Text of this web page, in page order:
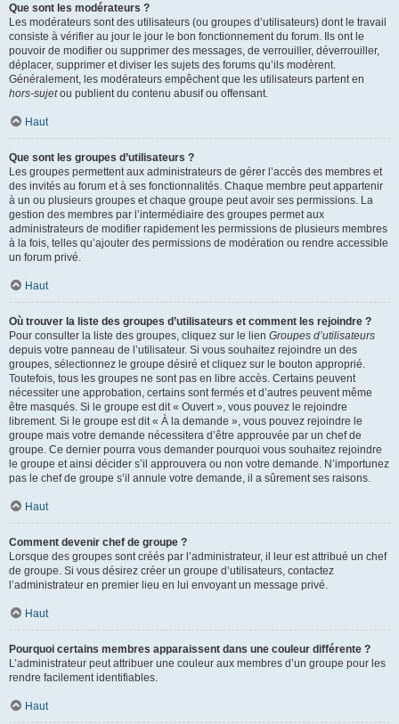
Que sont les modérateurs ?
Les modérateurs sont des utilisateurs (ou groupes d’utilisateurs) dont le travail
consiste à vérifier au jour le jour le bon fonctionnement du forum. Ils ont le
pouvoir de modifier ou supprimer des messages, de verrouiller, déverrouiller,
déplacer, supprimer et diviser les sujets des forums qu’ils modèrent.
Généralement, les modérateurs empêchent que les utilisateurs partent en
hors-sujetou publient du contenu abusif ou offensant.
Haut
Que sont les groupes d’utilisateurs ?
Les groupes permettent aux administrateurs de gérer l’accès des membres et
des invités au forum et à ses fonctionnalités. Chaque membre peut appartenir
à un ou plusieurs groupes et chaque groupe peut avoir ses permissions. La
gestion des membres par l’intermédiaire des groupes permet aux
administrateurs de modifier rapidement les permissions de plusieurs membres
à la fois, telles qu’ajouter des permissions de modération ou rendre accessible
un forum privé.
Haut
Où trouver la liste des groupes d’utilisateurs et comment les rejoindre ?
Pour consulter la liste des groupes, cliquez sur le lien Groupes d’utilisateurs
depuis votre panneau de l’utilisateur. Si vous souhaitez rejoindre un des
groupes, sélectionnez le groupe désiré et cliquez sur le bouton approprié.
Toutefois, tous les groupes ne sont pas en libre accès. Certains peuvent
nécessiter une approbation, certains sont fermés et d’autres peuvent même
être masqués. Si le groupe est dit « Ouvert », vous pouvez le rejoindre
librement. Si le groupe est dit « À la demande », vous pouvez rejoindre le
groupe mais votre demande nécessitera d’être approuvée par un chef de
groupe. Ce dernier pourra vous demander pourquoi vous souhaitez rejoindre
le groupe et ainsi décider s’il approuvera ou non votre demande. N’importunez
pas le chef de groupe s’il annule votre demande, il a sûrement ses raisons.
Haut
Comment devenir chef de groupe ?
Lorsque des groupes sont créés par l’administrateur, il leur est attribué un chef
de groupe. Si vous désirez créer un groupe d’utilisateurs, contactez
l’administrateur en premier lieu en lui envoyant un message privé.
Haut
Pourquoi certains membres apparaissent dans une couleur différente ?
L’administrateur peut attribuer une couleur aux membres d’un groupe pour les
rendre facilement identifiables.
Haut